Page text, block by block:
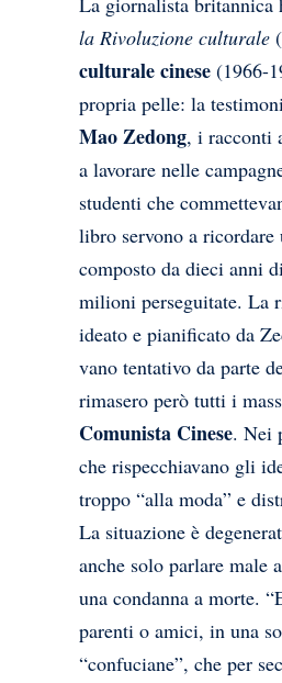
la Rivoluzione culturale
culturalecinese (1966-
propria pelle: la
Mao Zedong, i racconti
a lavorare nelle
studenti che
libro servono a ricordare
composto da dieci anni
milioni perseguitate. La
ideato e pianificato da
vano tentativo da parte
rimasero però tutti i
Comunista Cinese. Nei
che rispecchiavano gli
troppo “alla moda” e
La situazione è
anche solo parlare male
una condanna a morte.
parenti o amici, in una
“confuciane”, che per